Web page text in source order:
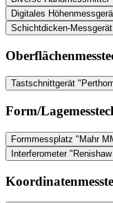
Digitales
Schichtdicken-
Tastschnittgerät
Form/
Formmessplatz "Mahr
Interferometer